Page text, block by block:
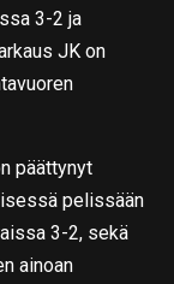
3-2 ja
JK on
päättynyt
pelissään
3-2, sekä
ainoan